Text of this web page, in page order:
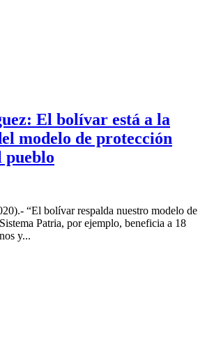
El bolívar está a la
modelo de protección
pueblo
“El bolívar respalda nuestro modelo de
Patria, por ejemplo, beneficia a 18
y...